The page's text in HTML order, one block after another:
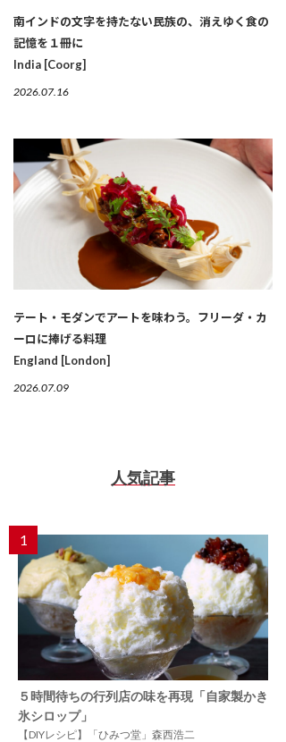
南インドの文字を持たない民族の、消えゆく食の
記憶を１冊に
India [Coorg]
2026.07.16
テート・モダンでアートを味わう。フリーダ・カ
ーロに捧げる料理
England [London]
2026.07.09
人気記事
1
５時間待ちの行列店の味を再現「自家製かき
氷シロップ」
【DIYレシピ】「ひみつ堂」森西浩二